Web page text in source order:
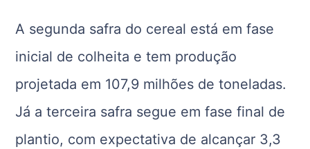
A segunda safra do cereal está em fase
inicial de colheita e tem produção
projetada em 107,9 milhões de toneladas.
Já a terceira safra segue em fase final de
plantio, com expectativa de alcançar 3,3